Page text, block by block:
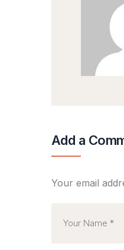
Add a
Your email